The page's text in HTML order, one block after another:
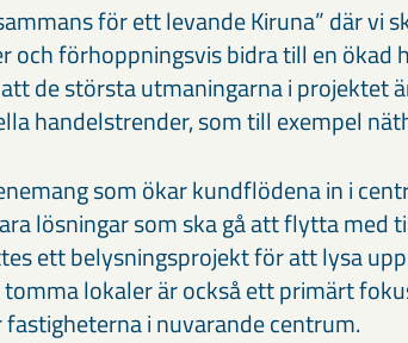
för ett levande Kiruna” där vi
och förhoppningsvis bidra till en ökad
de största utmaningarna i projektet
handelstrender, som till exempel
som ökar kundflödena in i
lösningar som ska gå att flytta med
ett belysningsprojekt för att lysa
lokaler är också ett primärt
i nuvarande centrum.